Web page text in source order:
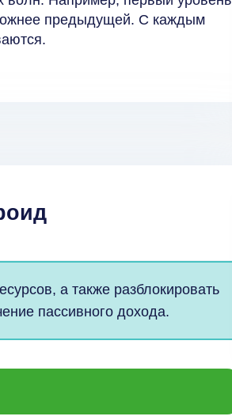
предыдущей. С каждым
а также разблокировать
пассивного дохода.